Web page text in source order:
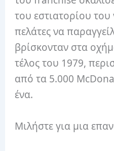
του εστιατορίου
πελάτες να
βρίσκονταν στα
τέλος του 1979,
από τα 5.000
ένα.
Μιλήστε για μια